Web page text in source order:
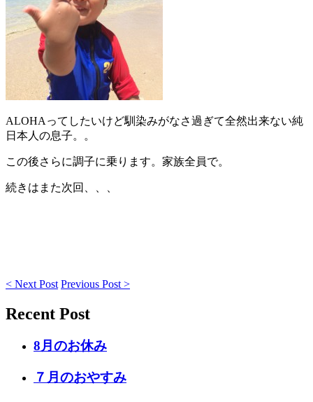
ALOHAってしたいけど馴染みがなさ過ぎて全然出来ない純
日本人の息子。。
この後さらに調子に乗ります。家族全員で。
続きはまた次回、、、
< Next Post Previous Post >
Recent Post
8月のお休み
７月のおやすみ